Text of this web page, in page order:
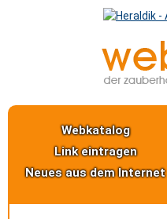
Webkatalog
Link eintragen
Neues aus dem Internet